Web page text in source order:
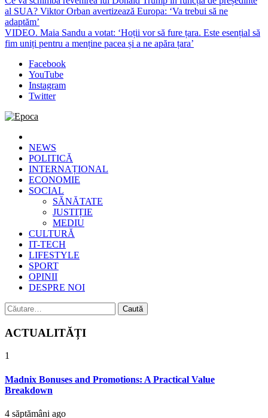
al SUA? Viktor Orban avertizează Europa: ‘Va trebui să ne
adaptăm’
VIDEO. Maia Sandu a votat: ‘Hoții vor să fure țara. Este esențial să
fim uniți pentru a menține pacea și a ne apăra țara’
Facebook
YouTube
Instagram
Twitter
Epoca
Cele mai noi știri online din România
NEWS
POLITICĂ
INTERNAȚIONAL
ECONOMIE
SOCIAL
SĂNĂTATE
JUSTIȚIE
MEDIU
CULTURĂ
IT-TECH
LIFESTYLE
SPORT
OPINII
DESPRE NOI
Caută
după:
ACTUALITĂȚI
1
Madnix Bonuses and Promotions: A Practical Value
Breakdown
4 săptămâni ago